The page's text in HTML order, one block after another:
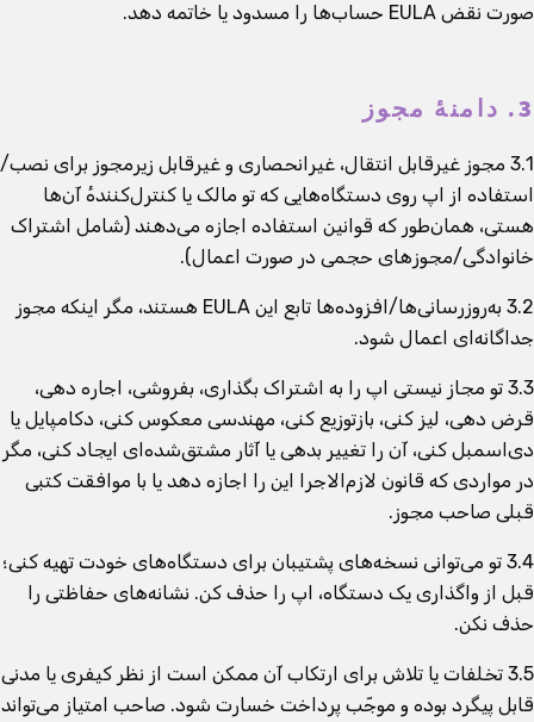
صورت نقض EULA حساب‌ها را مسدود یا خاتمه دهد.
3. دامنهٔ مجوز
3.1 مجوز غیرقابل انتقال، غیرانحصاری و غیرقابل زیرمجوز برای نصب/
استفاده از اپ روی دستگاه‌هایی که تو مالک یا کنترل‌کنندهٔ آن‌ها
هستی، همان‌طور که قوانین استفاده اجازه می‌دهند (شامل اشتراک
خانوادگی/مجوزهای حجمی در صورت اعمال).
3.2 به‌روزرسانی‌ها/افزوده‌ها تابع این EULA هستند، مگر اینکه مجوز
جداگانه‌ای اعمال شود.
3.3 تو مجاز نیستی اپ را به اشتراک بگذاری، بفروشی، اجاره دهی،
قرض دهی، لیز کنی، بازتوزیع کنی، مهندسی معکوس کنی، دکامپایل یا
دی‌اسمبل کنی، آن را تغییر بدهی یا آثار مشتق‌شده‌ای ایجاد کنی، مگر
در مواردی که قانون لازم‌الاجرا این را اجازه دهد یا با موافقت کتبی
قبلی صاحب مجوز.
3.4 تو می‌توانی نسخه‌های پشتیبان برای دستگاه‌های خودت تهیه کنی؛
قبل از واگذاری یک دستگاه، اپ را حذف کن. نشانه‌های حفاظتی را
حذف نکن.
3.5 تخلفات یا تلاش برای ارتکاب آن ممکن است از نظر کیفری یا مدنی
قابل پیگرد بوده و موجّب پرداخت خسارت شود. صاحب امتیاز می‌تواند